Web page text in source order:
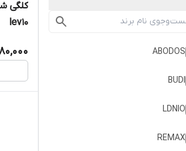
ABODOS
BUDI
LDNIO
REMAX
lev10